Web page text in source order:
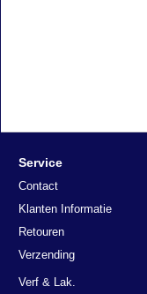
Service
Contact
Klanten Informatie
Retouren
Verzending
Verf & Lak.